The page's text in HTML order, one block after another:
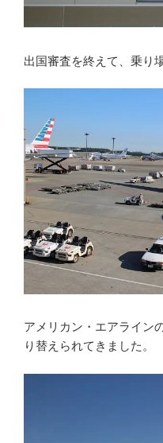
出国審査を終えて、乗り
アメリカン・エアライン
り替えられてきました。